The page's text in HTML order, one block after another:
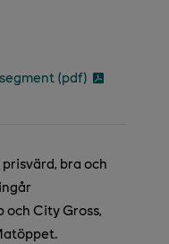
(pdf)
bra och
och City Gross,